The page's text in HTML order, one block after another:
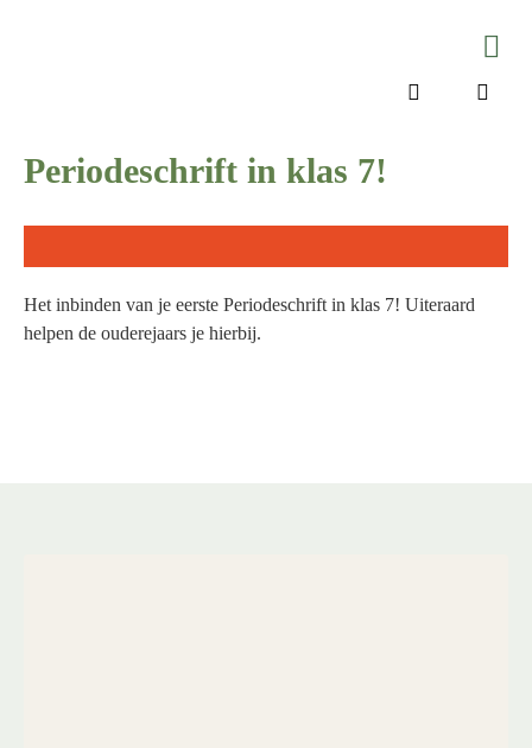
Periodeschrift in klas 7!
Het inbinden van je eerste Periodeschrift in klas 7! Uiteraard
helpen de ouderejaars je hierbij.